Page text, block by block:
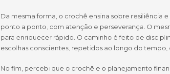
Da mesma forma, o crochê ensina sobre resiliência
ponto a ponto, com atenção e perseverança. O
para enriquecer rápido. O caminho é feito de
escolhas conscientes, repetidos ao longo do tempo,
No fim, percebi que o crochê e o planejamento